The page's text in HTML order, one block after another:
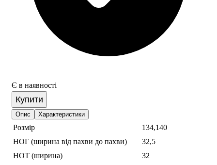
Є в наявності
Купити
Опис Характеристики
Розмір
134,140
НОГ (ширина від пахви до пахви)
32,5
НОТ (ширина)
32